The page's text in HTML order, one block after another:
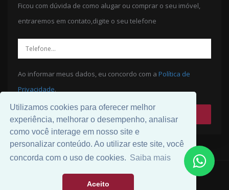
Utilizamos cookies para oferecer melhor
experiência, melhorar o desempenho, analisar
como você interage em nosso site e
personalizar conteúdo. Ao utilizar este site, você
concorda com o uso de cookies. Saiba mais
Aceito
Ficou com dúvida de como alugar ou comprar o seu imóvel,
entraremos em contato,digite o seu telefone
Ao informar meus dados, eu concordo com a Política de
Privacidade.
© 2026 Desenvolvido por Universal Software